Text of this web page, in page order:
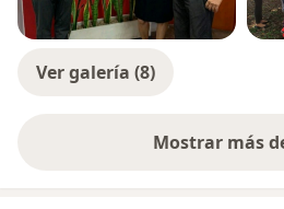
Ver galería (8)
Mostrar más